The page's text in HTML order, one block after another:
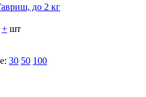
до 2 кг
+ шт
30 50 100